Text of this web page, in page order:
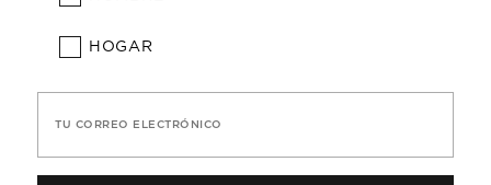
HOGAR
TU CORREO ELECTRÓNICO